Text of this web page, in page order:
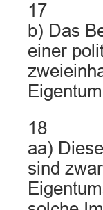
17
b) Das
einer
18
aa)
sind